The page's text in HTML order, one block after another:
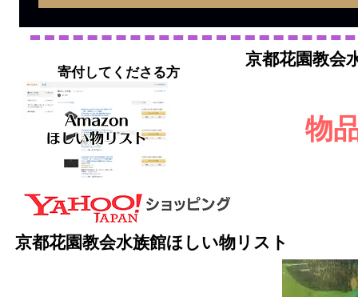
京都花園教会
寄付してくださる方
物
京都花園教会水族館​ほしい物リスト